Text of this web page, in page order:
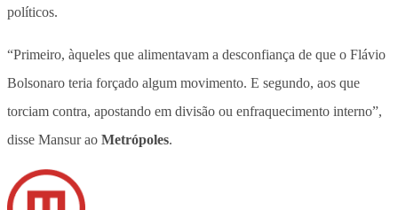
políticos.
“Primeiro, àqueles que alimentavam a desconfiança de que o Flávio
Bolsonaro teria forçado algum movimento. E segundo, aos que
torciam contra, apostando em divisão ou enfraquecimento interno”,
disse Mansur ao Metrópoles.